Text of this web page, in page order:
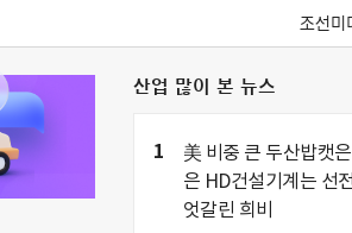
조선미
산업 많이 본 뉴스